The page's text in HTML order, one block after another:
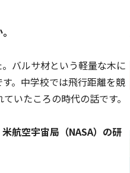
バルサ材という軽量な木に
。中学校では飛行距離を競
いたころの時代の話です。
航空宇宙局（NASA）の研